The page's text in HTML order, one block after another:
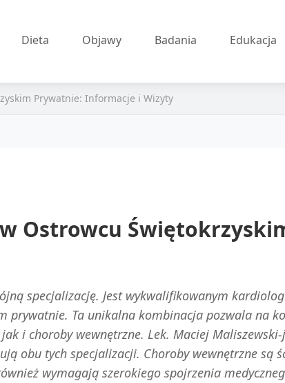
Dieta Objawy Badania Edukacja
Prywatnie: Informacje i Wizyty
Ostrowcu
specjalizację. Jest wykwalifikowanym
prywatnie. Ta unikalna kombinacja pozwala na
i choroby wewnętrzne. Lek. Maciej
obu tych specjalizacji. Choroby wewnętrzne są
wymagają szerokiego spojrzenia